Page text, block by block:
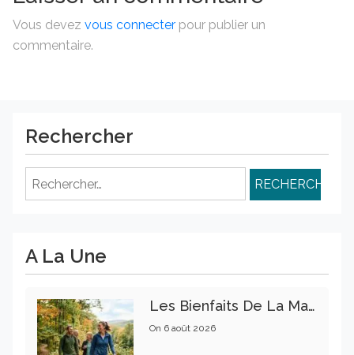
Vous devez vous connecter pour publier un
commentaire.
Rechercher
Rechercher :
A La Une
Les Bienfaits De La Marche Sur La Santé Physique Et Mentale
On 6 août 2026